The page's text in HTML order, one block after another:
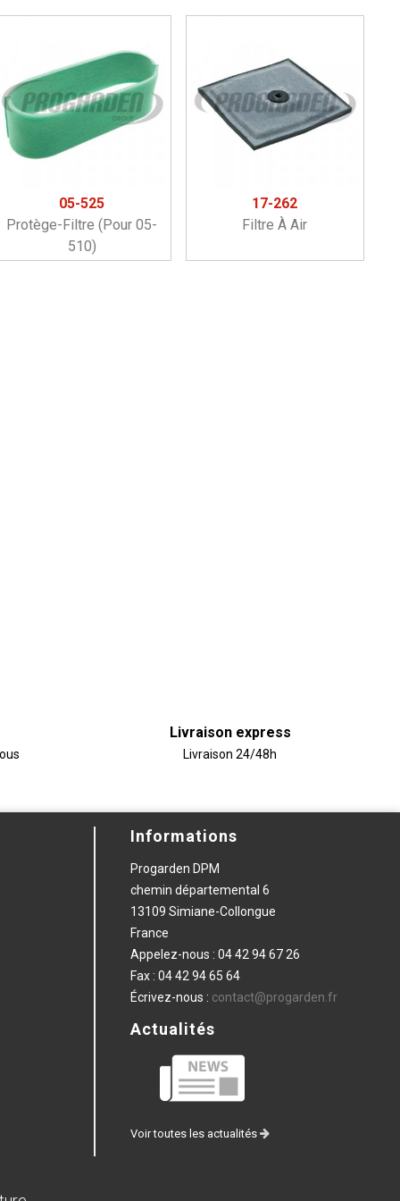
05-525
Protège-Filtre (pour 05-
510)
17-262
Filtre À Air
Livraison express
Livraison 24/48h
Informations
Progarden DPM
chemin départemental 6
13109 Simiane-Collongue
France
Appelez-nous : 04 42 94 67 26
Fax : 04 42 94 65 64
Écrivez-nous : contact@progarden.fr
Actualités
Voir toutes les actualités